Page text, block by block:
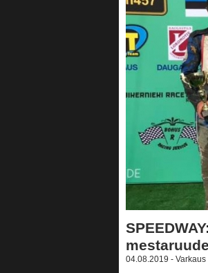
04.08.2019 -